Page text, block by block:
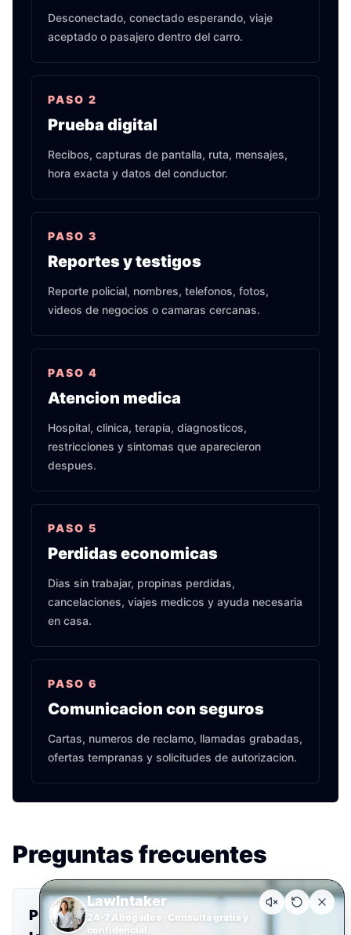
Desconectado, conectado esperando, viaje
aceptado o pasajero dentro del carro.
PASO 2
Prueba digital
Recibos, capturas de pantalla, ruta, mensajes,
hora exacta y datos del conductor.
PASO 3
Reportes y testigos
Reporte policial, nombres, telefonos, fotos,
videos de negocios o camaras cercanas.
PASO 4
Atencion medica
Hospital, clinica, terapia, diagnosticos,
restricciones y sintomas que aparecieron
despues.
PASO 5
Perdidas economicas
Dias sin trabajar, propinas perdidas,
cancelaciones, viajes medicos y ayuda necesaria
en casa.
PASO 6
Comunicacion con seguros
Cartas, numeros de reclamo, llamadas grabadas,
ofertas tempranas y solicitudes de autorizacion.
Preguntas frecuentes
Puedo reclamar si era pasajero de Uber o
LawIntaker
24-7 Abogados · Consulta gratis y
confidencial.